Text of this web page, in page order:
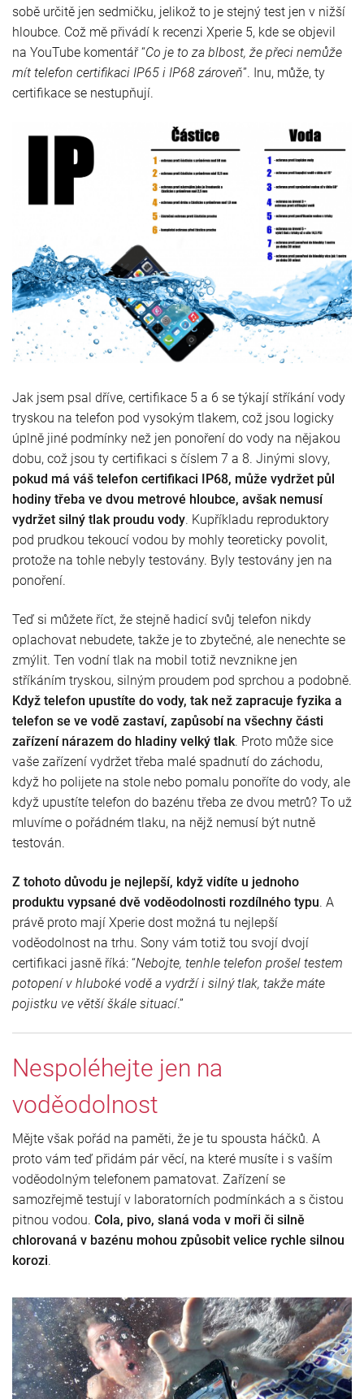
sobě určitě jen sedmičku, jelikož to je stejný test jen v nižší
hloubce. Což mě přivádí k recenzi Xperie 5, kde se objevil
na YouTube komentář “Co je to za blbost, že přeci nemůže
mít telefon certifikaci IP65 i IP68 zároveň”. Inu, může, ty
certifikace se nestupňují.
Jak jsem psal dříve, certifikace 5 a 6 se týkají stříkání vody
tryskou na telefon pod vysokým tlakem, což jsou logicky
úplně jiné podmínky než jen ponoření do vody na nějakou
dobu, což jsou ty certifikaci s číslem 7 a 8. Jinými slovy,
pokud má váš telefon certifikaci IP68, může vydržet půl
hodiny třeba ve dvou metrové hloubce, avšak nemusí
vydržet silný tlak proudu vody. Kupříkladu reproduktory
pod prudkou tekoucí vodou by mohly teoreticky povolit,
protože na tohle nebyly testovány. Byly testovány jen na
ponoření.
Teď si můžete říct, že stejně hadicí svůj telefon nikdy
oplachovat nebudete, takže je to zbytečné, ale nenechte se
zmýlit. Ten vodní tlak na mobil totiž nevznikne jen
stříkáním tryskou, silným proudem pod sprchou a podobně.
Když telefon upustíte do vody, tak než zapracuje fyzika a
telefon se ve vodě zastaví, zapůsobí na všechny části
zařízení nárazem do hladiny velký tlak. Proto může sice
vaše zařízení vydržet třeba malé spadnutí do záchodu,
když ho polijete na stole nebo pomalu ponoříte do vody, ale
když upustíte telefon do bazénu třeba ze dvou metrů? To už
mluvíme o pořádném tlaku, na nějž nemusí být nutně
testován.
Z tohoto důvodu je nejlepší, když vidíte u jednoho
produktu vypsané dvě voděodolnosti rozdílného typu. A
právě proto mají Xperie dost možná tu nejlepší
voděodolnost na trhu. Sony vám totiž tou svojí dvojí
certifikaci jasně říká: “Nebojte, tenhle telefon prošel testem
potopení v hluboké vodě a vydrží i silný tlak, takže máte
pojistku ve větší škále situací.”
Nespoléhejte jen na
voděodolnost
Mějte však pořád na paměti, že je tu spousta háčků. A
proto vám teď přidám pár věcí, na které musíte i s vaším
voděodolným telefonem pamatovat. Zařízení se
samozřejmě testují v laboratorních podmínkách a s čistou
pitnou vodou. Cola, pivo, slaná voda v moři či silně
chlorovaná v bazénu mohou způsobit velice rychle silnou
korozi.